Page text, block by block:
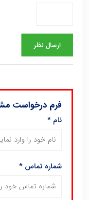
فرم درخواست
نام*
شماره تماس*